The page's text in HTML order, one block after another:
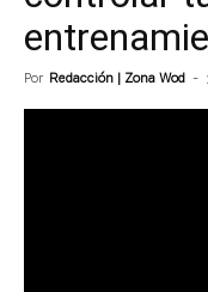
Por Redacción | Zona Wod -